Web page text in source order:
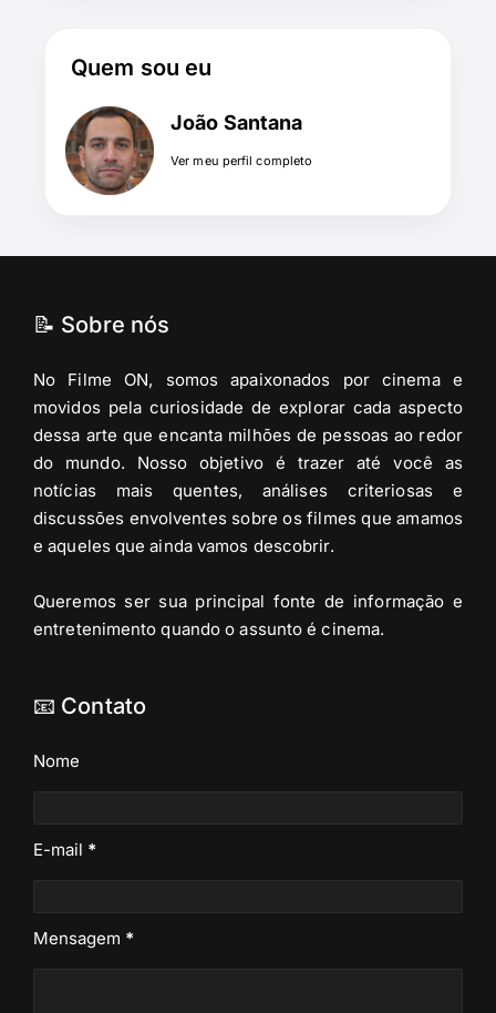
Quem sou eu
João Santana
Ver meu perfil completo
📝 Sobre nós
No Filme ON, somos apaixonados por cinema e
movidos pela curiosidade de explorar cada aspecto
dessa arte que encanta milhões de pessoas ao redor
do mundo. Nosso objetivo é trazer até você as
notícias mais quentes, análises criteriosas e
discussões envolventes sobre os filmes que amamos
e aqueles que ainda vamos descobrir.
Queremos ser sua principal fonte de informação e
entretenimento quando o assunto é cinema.
📧 Contato
Nome
E-mail *
Mensagem *